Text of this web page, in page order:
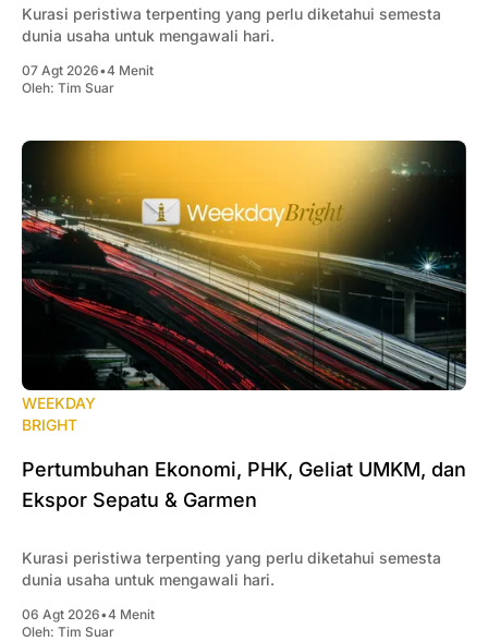
Kurasi peristiwa terpenting yang perlu diketahui semesta
dunia usaha untuk mengawali hari.
07 Agt 2026•4 Menit
Oleh: Tim Suar
WEEKDAY
BRIGHT
Pertumbuhan Ekonomi, PHK, Geliat UMKM, dan
Ekspor Sepatu & Garmen
Kurasi peristiwa terpenting yang perlu diketahui semesta
dunia usaha untuk mengawali hari.
06 Agt 2026•4 Menit
Oleh: Tim Suar